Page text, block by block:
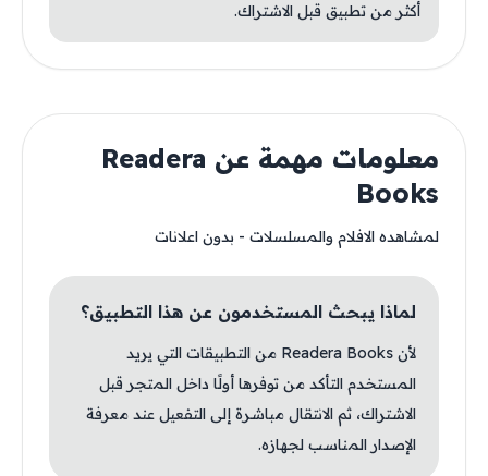
أكثر من تطبيق قبل الاشتراك.
معلومات مهمة عن Readera
Books
لمشاهده الافلام والمسلسلات - بدون اعلانات
لماذا يبحث المستخدمون عن هذا التطبيق؟
لأن Readera Books من التطبيقات التي يريد
المستخدم التأكد من توفرها أولًا داخل المتجر قبل
الاشتراك، ثم الانتقال مباشرة إلى التفعيل عند معرفة
الإصدار المناسب لجهازه.